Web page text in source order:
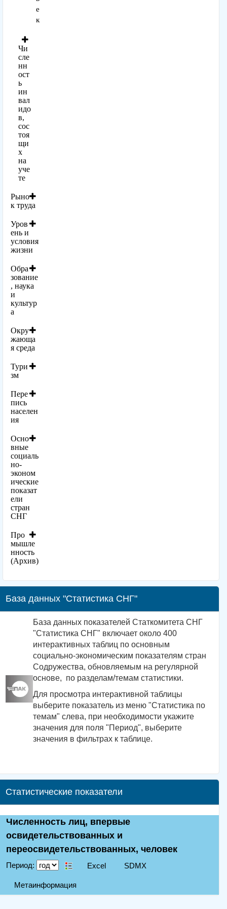
е
к
Чи
сле
нн
ост
ь
ин
вал
идо
в,
сос
тоя
щи
х
на
уче
те
Рыно
к труда
Уров
ень и
условия
жизни
Обра
зование
, наука
и
культур
а
Окру
жающа
я среда
Тури
зм
Пере
пись
населен
ия
Осно
вные
социаль
но-
эконом
ические
показат
ели
стран
СНГ
Про
мышле
нность
(Архив)
База данных "Статистика СНГ"
База данных показателей Статкомитета СНГ
"Статистика СНГ" включает около 400
интерактивных таблиц по основным
социально-экономическим показателям стран
Содружества, обновляемым на регулярной
основе, по разделам/темам статистики.
Для просмотра интерактивной таблицы
выберите показатель из меню "Статистика по
темам" слева, при необходимости укажите
значения для поля "Период", выберите
значения в фильтрах к таблице.
Статистические показатели